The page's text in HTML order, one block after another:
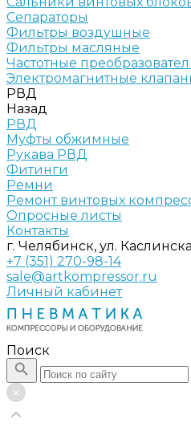
Сепараторы
Фильтры воздушные
Фильтры масляные
Частотные
Электромагнитные
РВД
Назад
РВД
Муфты обжимные
Рукава РВД
Фитинги
Ремни
Ремонт винтовых
Опросные листы
Контакты
г. Челябинск, ул.
+7 (351) 270-98-14
sale@artkompressor.ru
Личный кабинет
Поиск